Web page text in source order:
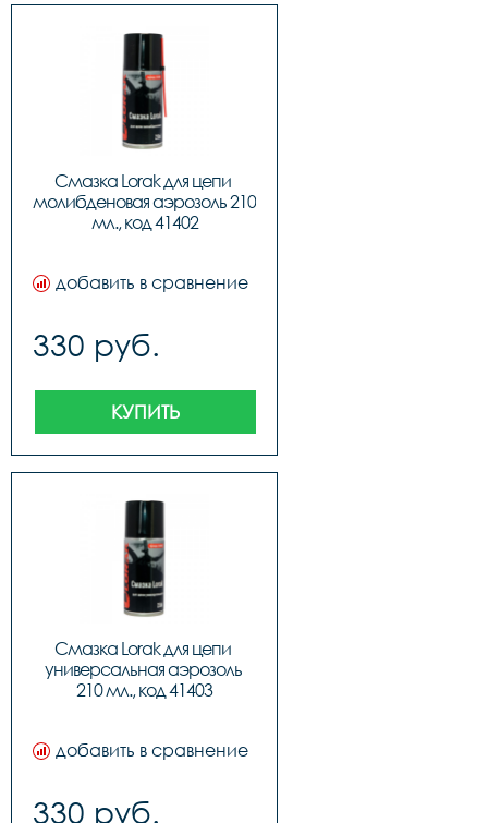
Смазка Lorak для цепи
молибденовая аэрозоль 210
мл., код 41402
добавить в сравнение
330 руб.
КУПИТЬ
Смазка Lorak для цепи
универсальная аэрозоль
210 мл., код 41403
добавить в сравнение
330 руб.